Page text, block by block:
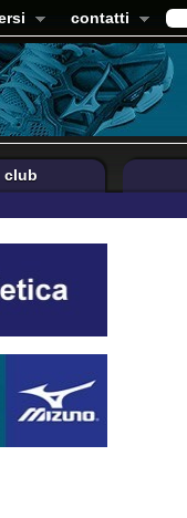
contatti
club